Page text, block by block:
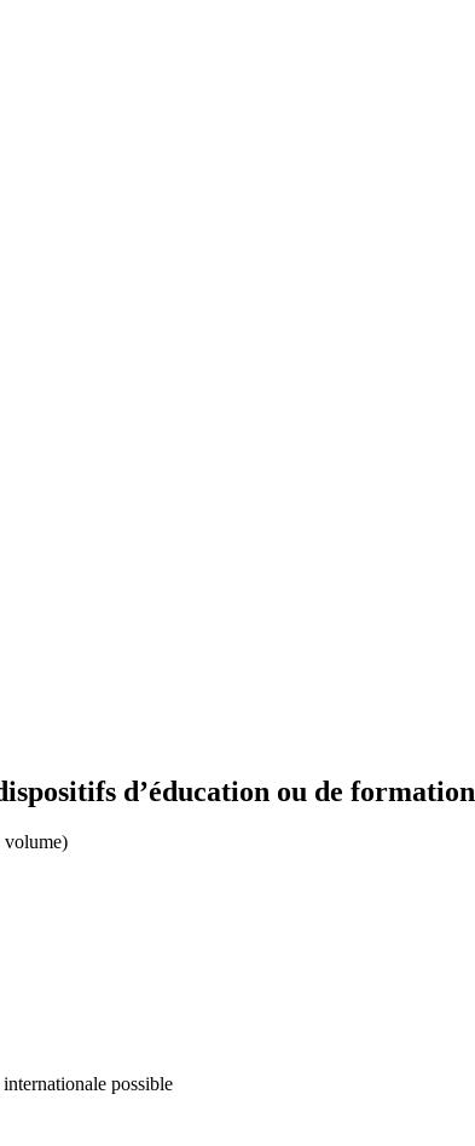
d’éducation ou de formation
volume)
possible